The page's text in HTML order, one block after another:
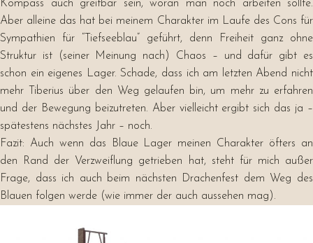
Kompass auch greifbar sein, woran man noch arbeiten sollte.
Aber alleine das hat bei meinem Charakter im Laufe des Cons für
Sympathien für “Tiefseeblau” geführt, denn Freiheit ganz ohne
Struktur ist (seiner Meinung nach) Chaos – und dafür gibt es
schon ein eigenes Lager. Schade, dass ich am letzten Abend nicht
mehr Tiberius über den Weg gelaufen bin, um mehr zu erfahren
und der Bewegung beizutreten. Aber vielleicht ergibt sich das ja –
spätestens nächstes Jahr – noch.
Fazit: Auch wenn das Blaue Lager meinen Charakter öfters an
den Rand der Verzweiflung getrieben hat, steht für mich außer
Frage, dass ich auch beim nächsten Drachenfest dem Weg des
Blauen folgen werde (wie immer der auch aussehen mag).